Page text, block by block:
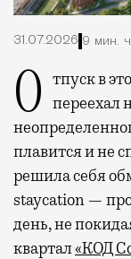
31.07.2026 9 мин.
Отпуск в этом году у меня кочует: сначала переехал
плавится и не
решила себя
staycation —
день, не
квартал«КОД